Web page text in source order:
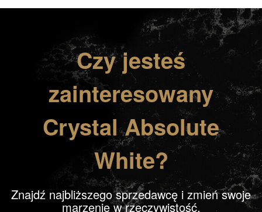
Czy jesteś
zainteresowany
Crystal Absolute
White?
Znajdź najbliższego sprzedawcę i zmień swoje
marzenie w rzeczywistość.